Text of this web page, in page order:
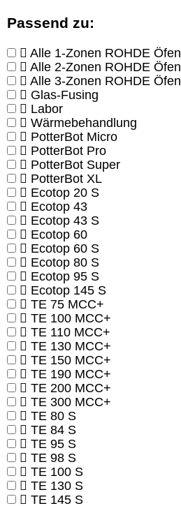
Passend zu:
Alle 1-Zonen ROHDE Öfen
Alle 2-Zonen ROHDE Öfen
Alle 3-Zonen ROHDE Öfen
Glas-Fusing
Labor
Wärmebehandlung
PotterBot Micro
PotterBot Pro
PotterBot Super
PotterBot XL
Ecotop 20 S
Ecotop 43
Ecotop 43 S
Ecotop 60
Ecotop 60 S
Ecotop 80 S
Ecotop 95 S
Ecotop 145 S
TE 75 MCC+
TE 100 MCC+
TE 110 MCC+
TE 130 MCC+
TE 150 MCC+
TE 190 MCC+
TE 200 MCC+
TE 300 MCC+
TE 80 S
TE 84 S
TE 95 S
TE 98 S
TE 100 S
TE 130 S
TE 145 S